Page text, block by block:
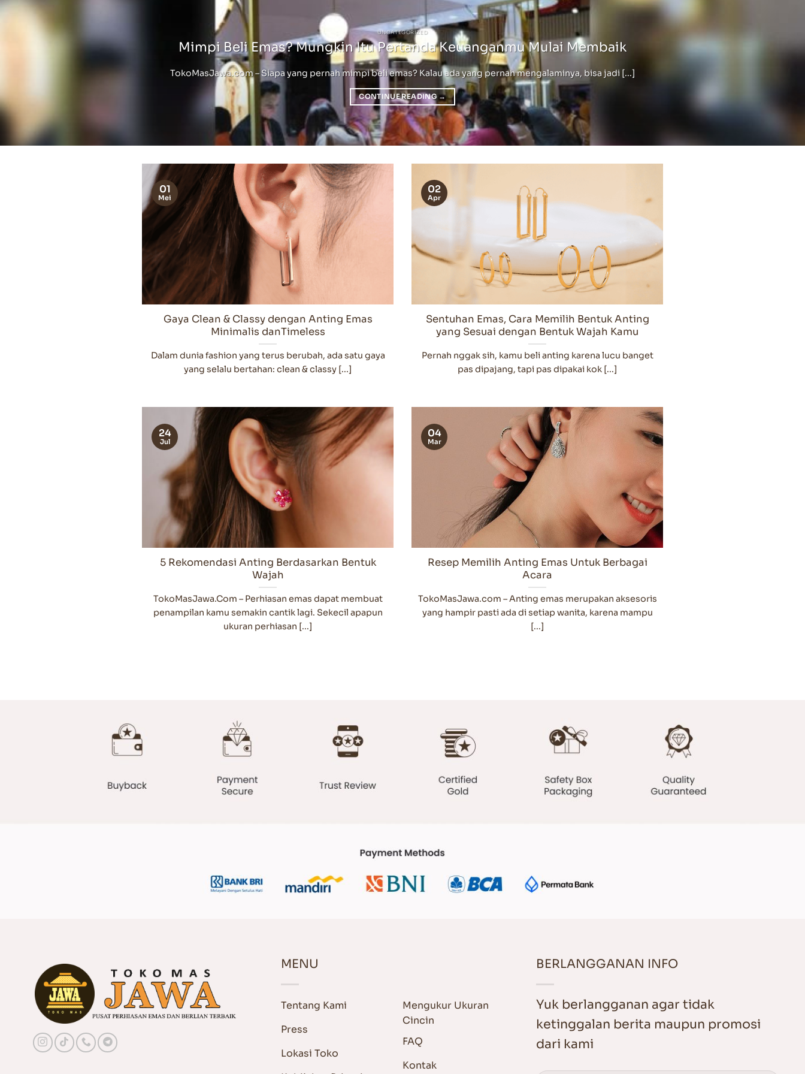
UNCATEGORIZED
Mimpi Beli Emas? Mungkin Itu Pertanda Keuanganmu Mulai Membaik
TokoMasJawa.com – Siapa yang pernah mimpi beli emas? Kalau ada yang pernah mengalaminya, bisa jadi [...]
CONTINUE READING→
Gaya Clean & Classy dengan Anting Emas
Minimalis danTimeless
Dalam dunia fashion yang terus berubah, ada satu gaya
yang selalu bertahan: clean & classy [...]
01
Mei
Sentuhan Emas, Cara Memilih Bentuk Anting
yang Sesuai dengan Bentuk Wajah Kamu
Pernah nggak sih, kamu beli anting karena lucu banget
pas dipajang, tapi pas dipakai kok [...]
02
Apr
5 Rekomendasi Anting Berdasarkan Bentuk
Wajah
TokoMasJawa.Com – Perhiasan emas dapat membuat
penampilan kamu semakin cantik lagi. Sekecil apapun
ukuran perhiasan [...]
24
Jul
Resep Memilih Anting Emas Untuk Berbagai
Acara
TokoMasJawa.com – Anting emas merupakan aksesoris
yang hampir pasti ada di setiap wanita, karena mampu
[...]
04
Mar
MENU
Tentang Kami
Press
Lokasi Toko
Mengukur Ukuran
Cincin
FAQ
Kontak
BERLANGGANAN INFO
Yuk berlangganan agar tidak
ketinggalan berita maupun promosi
dari kami